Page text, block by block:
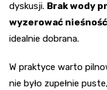
dyskusji. Brak wody
wyzerować
idealnie dobrana.
W praktyce warto
nie było zupełnie